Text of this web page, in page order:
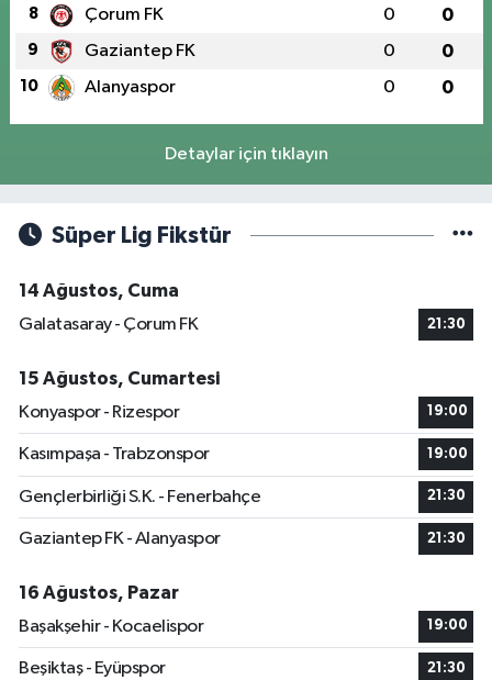
8 Çorum FK 0 0
9 Gaziantep FK 0 0
10 Alanyaspor 0 0
Detaylar için tıklayın
Süper Lig Fikstür
14 Ağustos, Cuma
Galatasaray - Çorum FK
21:30
15 Ağustos, Cumartesi
Konyaspor - Rizespor
19:00
Kasımpaşa - Trabzonspor 19:00
Gençlerbirliği S.K. - Fenerbahçe 21:30
Gaziantep FK - Alanyaspor 21:30
16 Ağustos, Pazar
Başakşehir - Kocaelispor
19:00
Beşiktaş - Eyüpspor 21:30